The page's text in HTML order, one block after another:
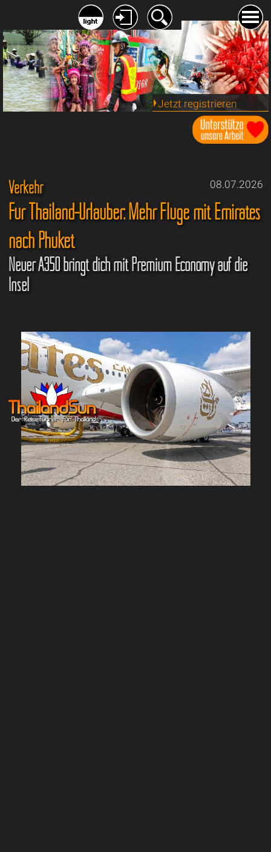
Jetzt registrieren
08.07.2026
Verkehr
Für Thailand-Urlauber: Mehr Flüge mit Emirates
nach Phuket
Neuer A350 bringt dich mit Premium Economy auf die
Insel